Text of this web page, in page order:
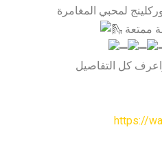
لمحبي المغامرة
ممتعة
كل التفاصيل
https://